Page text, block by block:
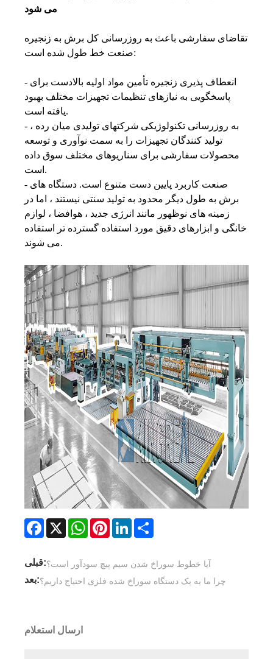
می شود
تقاضای سفارشی باعث به روزرسانی کل برش به زنجیره
صنعت خط طول شده است:
- انعطاف پذیری زنجیره تأمین مواد اولیه بالادست برای
پاسخگویی به نیازهای تنظیمات تجهیزات مختلف بهبود
یافته است.
- به روزرسانی تکنولوژیکی شرکتهای تولیدی میان رده ،
تولید کنندگان تجهیزات را به سمت نوآوری و توسعه
محصولات سفارشی برای سناریوهای مختلف سوق داده
است.
- صنعت کاربرد پایین دست متنوع است. دستگاه های
برش به طول دیگر محدود به تولید سنتی نیستند ، اما در
زمینه های نوظهور مانند انرژی جدید ، هوافضا ، لوازم
خانگی و ابزارهای دقیق مورد استفاده گسترده تر استفاده
می شوند.
Facebook
X WhatsAppPinterestLinkedIn
قبلی:آیا خطوط سوراخ شدن سیم پیچ سودآور است؟
بعد:چرا ما به یک دستگاه سوراخ شده فلزی احتیاج داریم؟
ارسال استعلام